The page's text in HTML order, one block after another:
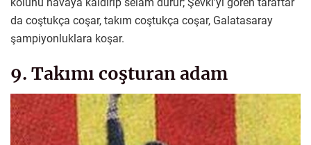
da coştukça coşar, takım coştukça coşar, Galatasaray
şampiyonluklara koşar.
9. Takımı coşturan adam